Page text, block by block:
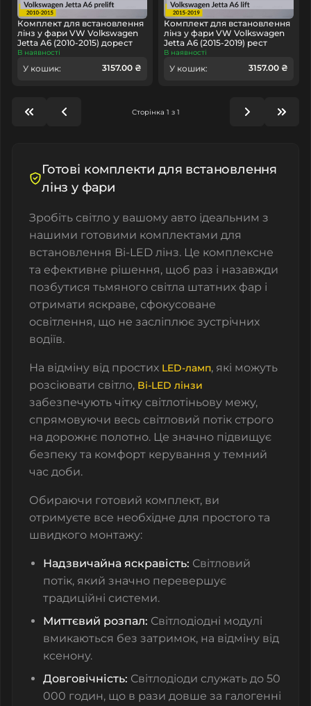
Комплект для встановлення
лінз у фари VW Volkswagen
Jetta A6 (2010-2015) дорест
В наявності
У кошик: 3157.00 ₴
Комплект для встановлення
лінз у фари VW Volkswagen
Jetta A6 (2015-2019) рест
В наявності
У кошик: 3157.00 ₴
Сторінка 1 з 1
Готові комплекти для встановлення
лінз у фари
Зробіть світло у вашому авто ідеальним з
нашими готовими комплектами для
встановлення Bi-LED лінз. Це комплексне
та ефективне рішення, щоб раз і назавжди
позбутися тьмяного світла штатних фар і
отримати яскраве, сфокусоване
освітлення, що не засліплює зустрічних
водіїв.
На відміну від простих LED-ламп, які можуть
розсіювати світло, Bi-LED лінзи
забезпечують чітку світлотіньову межу,
спрямовуючи весь світловий потік строго
на дорожнє полотно. Це значно підвищує
безпеку та комфорт керування у темний
час доби.
Обираючи готовий комплект, ви
отримуєте все необхідне для простого та
швидкого монтажу:
Надзвичайна яскравість: Світловий
потік, який значно перевершує
традиційні системи.
Миттєвий розпал: Світлодіодні модулі
вмикаються без затримок, на відміну від
ксенону.
Довговічність: Світлодіоди служать до 50
000 годин, що в рази довше за галогенні